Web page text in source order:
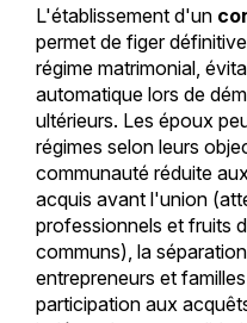
L'établissement d'un
permet de figer
régime matrimonial,
automatique lors de
ultérieurs. Les époux
régimes selon leurs
communauté réduite
acquis avant l'union
professionnels et fruits
communs), la
entrepreneurs et
participation aux